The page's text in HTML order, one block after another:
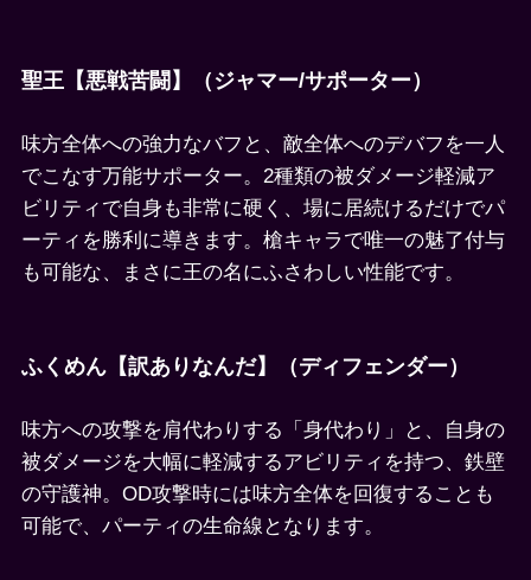
聖王【悪戦苦闘】（ジャマー/サポーター）
味方全体への強力なバフと、敵全体へのデバフを一人
でこなす万能サポーター。2種類の被ダメージ軽減ア
ビリティで自身も非常に硬く、場に居続けるだけでパ
ーティを勝利に導きます。槍キャラで唯一の魅了付与
も可能な、まさに王の名にふさわしい性能です。
ふくめん【訳ありなんだ】（ディフェンダー）
味方への攻撃を肩代わりする「身代わり」と、自身の
被ダメージを大幅に軽減するアビリティを持つ、鉄壁
の守護神。OD攻撃時には味方全体を回復することも
可能で、パーティの生命線となります。